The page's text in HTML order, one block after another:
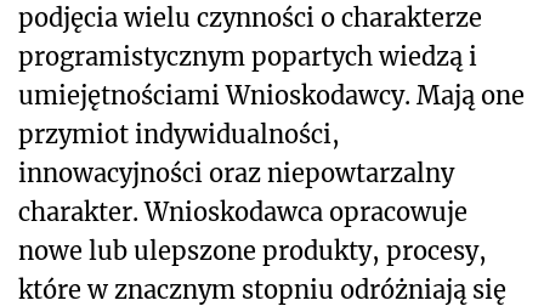
podjęcia wielu czynności o charakterze
programistycznym popartych wiedzą i
umiejętnościami Wnioskodawcy. Mają one
przymiot indywidualności,
innowacyjności oraz niepowtarzalny
charakter. Wnioskodawca opracowuje
nowe lub ulepszone produkty, procesy,
które w znacznym stopniu odróżniają się